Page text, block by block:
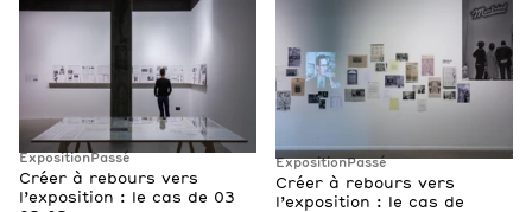
Exposition Passé
Créer à rebours vers
l’exposition : le cas de 03
Exposition Passé
Créer à rebours vers
l’exposition : le cas de